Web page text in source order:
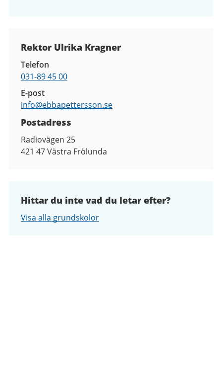
Rektor Ulrika Kragner
Telefon
031-89 45 00
E-post
info@ebbapettersson.se
Postadress
Radiovägen 25
421 47Västra Frölunda
Hittar du inte vad du letar efter?
Visa alla grundskolor